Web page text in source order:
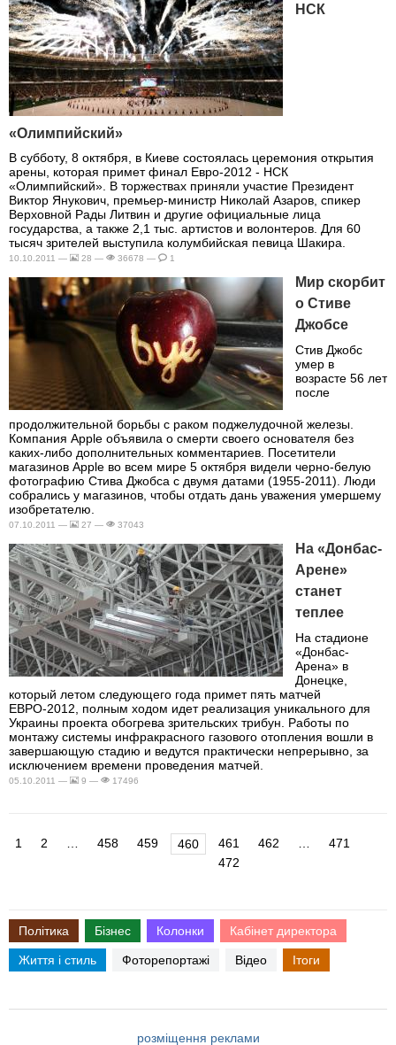
НСК
«Олимпийский»
В субботу, 8 октября, в Киеве состоялась церемония открытия
арены, которая примет финал Евро-2012 - НСК
«Олимпийский». В торжествах приняли участие Президент
Виктор Янукович, премьер-министр Николай Азаров, спикер
Верховной Рады Литвин и другие официальные лица
государства, а также 2,1 тыс. артистов и волонтеров. Для 60
тысяч зрителей выступила колумбийская певица Шакира.
10.10.2011 — 28 — 36678 — 1
Мир скорбит
о Стиве
Джобсе
Стив Джобс
умер в
возрасте 56 лет
после
продолжительной борьбы с раком поджелудочной железы.
Компания Apple объявила о смерти своего основателя без
каких-либо дополнительных комментариев. Посетители
магазинов Apple во всем мире 5 октября видели черно-белую
фотографию Стива Джобса с двумя датами (1955-2011). Люди
собрались у магазинов, чтобы отдать дань уважения умершему
изобретателю.
07.10.2011 — 27 — 37043
На «Донбас-
Арене»
станет
теплее
На стадионе
«Донбас-
Арена» в
Донецке,
который летом следующего года примет пять матчей
ЕВРО-2012, полным ходом идет реализация уникального для
Украины проекта обогрева зрительских трибун. Работы по
монтажу системы инфракрасного газового отопления вошли в
завершающую стадию и ведутся практически непрерывно, за
исключением времени проведения матчей.
05.10.2011 — 9 — 17496
1 2 458 459 460 461 462
471
472
Політика Бізнес Колонки Кабінет директора
Життя і стиль Фоторепортажі Відео Ітоги
розміщення реклами